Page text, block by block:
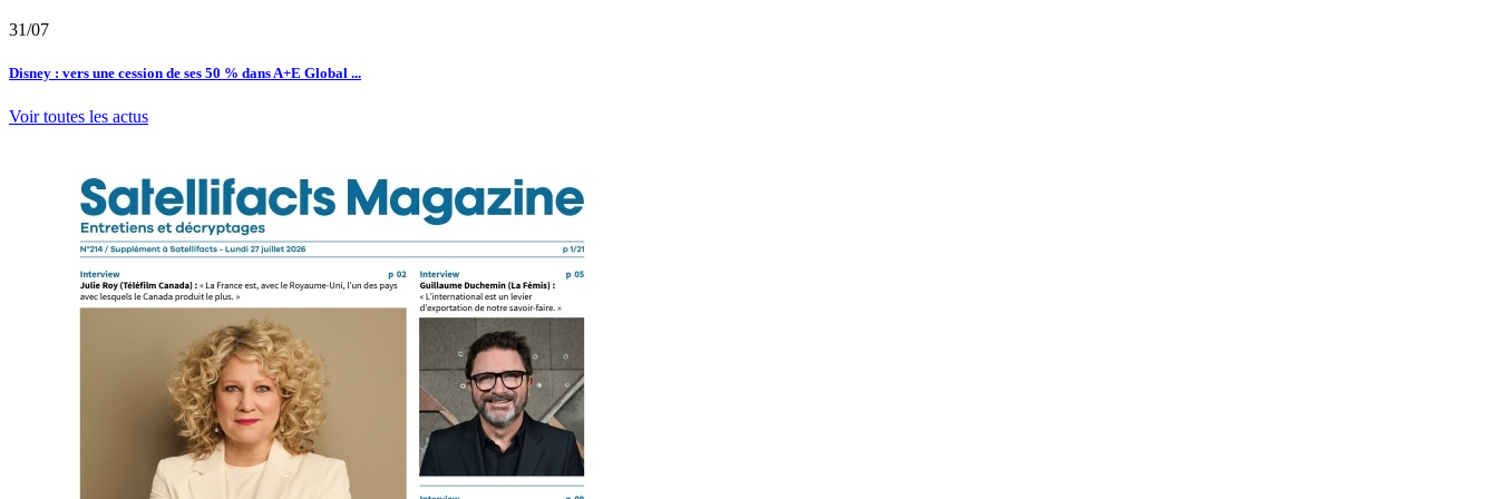
31/07
Disney : vers une cession de ses 50 % dans A+E Global ...
Voir toutes les actus